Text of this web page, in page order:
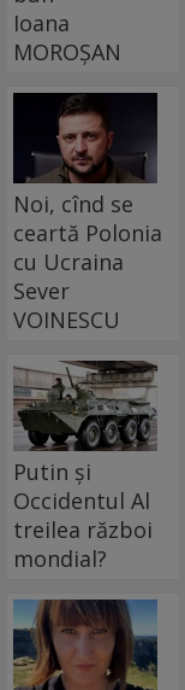
Ioana
MOROȘAN
Noi, cînd se
ceartă Polonia
cu Ucraina
Sever
VOINESCU
Putin și
Occidentul Al
treilea război
mondial?